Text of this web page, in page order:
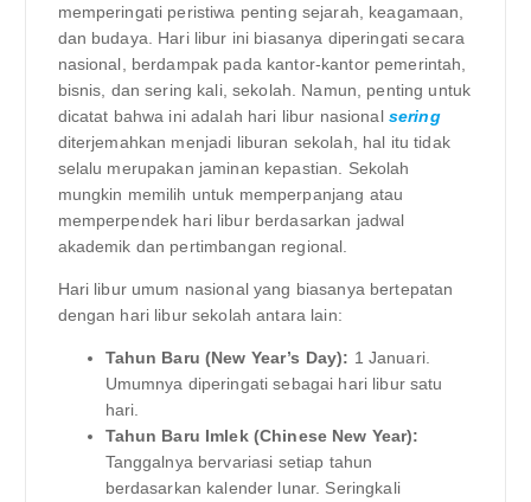
memperingati peristiwa penting sejarah, keagamaan,
dan budaya. Hari libur ini biasanya diperingati secara
nasional, berdampak pada kantor-kantor pemerintah,
bisnis, dan sering kali, sekolah. Namun, penting untuk
dicatat bahwa ini adalah hari libur nasional sering
diterjemahkan menjadi liburan sekolah, hal itu tidak
selalu merupakan jaminan kepastian. Sekolah
mungkin memilih untuk memperpanjang atau
memperpendek hari libur berdasarkan jadwal
akademik dan pertimbangan regional.
Hari libur umum nasional yang biasanya bertepatan
dengan hari libur sekolah antara lain:
Tahun Baru (New Year’s Day): 1 Januari.
Umumnya diperingati sebagai hari libur satu
hari.
Tahun Baru Imlek (Chinese New Year):
Tanggalnya bervariasi setiap tahun
berdasarkan kalender lunar. Seringkali